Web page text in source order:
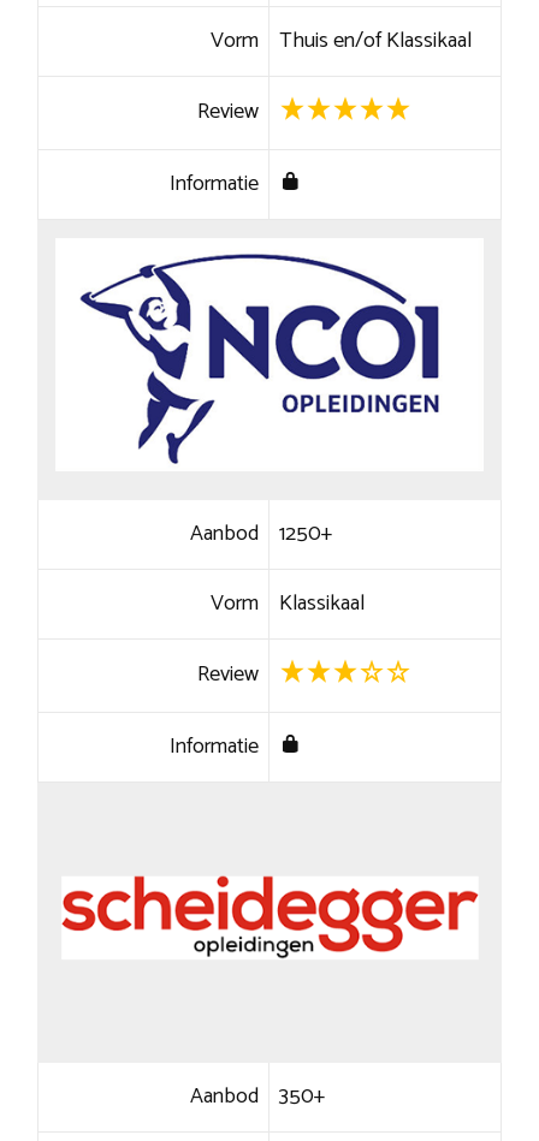
Vorm Thuis en/of Klassikaal
Review
Informatie
Aanbod 1250+
Vorm Klassikaal
Review
Informatie
Aanbod 350+